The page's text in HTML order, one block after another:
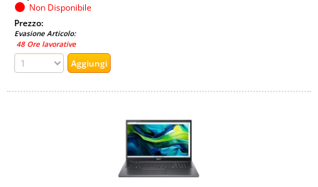
Non Disponibile
Prezzo:
Evasione Articolo:
48 Ore lavorative